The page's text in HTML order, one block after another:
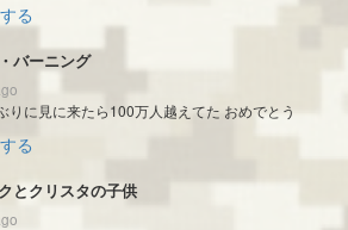
る
バーニング
りに見に来たら100万人越えてた おめでとう
る
とクリスタの子供